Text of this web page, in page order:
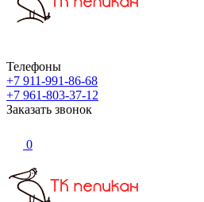
Телефоны
+7 911-991-86-68
+7 961-803-37-12
Заказать звонок
0